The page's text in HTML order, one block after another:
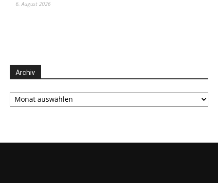
6. August 2026
Archiv
Archiv